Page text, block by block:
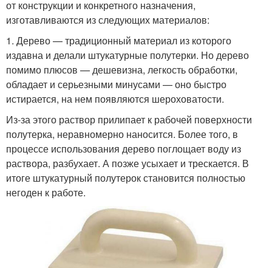
от конструкции и конкретного назначения,
изготавливаются из следующих материалов:
1. Дерево — традиционный материал из которого
издавна и делали штукатурные полутерки. Но дерево
помимо плюсов — дешевизна, легкость обработки,
обладает и серьезными минусами — оно быстро
истирается, на нем появляются шероховатости.
Из-за этого раствор прилипает к рабочей поверхности
полутерка, неравномерно наносится. Более того, в
процессе использования дерево поглощает воду из
раствора, разбухает. А позже усыхает и трескается. В
итоге штукатурный полутерок становится полностью
негоден к работе.